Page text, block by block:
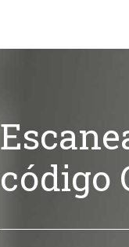
código